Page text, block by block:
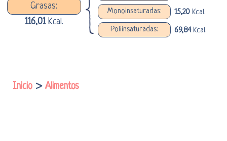
Grasas:
116,01Kcal.
Monoinsaturadas:
15,20Kcal.
Poliinsaturadas:
69,84Kcal.
Inicio > Alimentos